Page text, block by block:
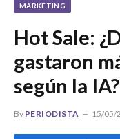
MARKETING
Hot Sale:
gastaron
según la IA?
By PERIODISTA 15/05/